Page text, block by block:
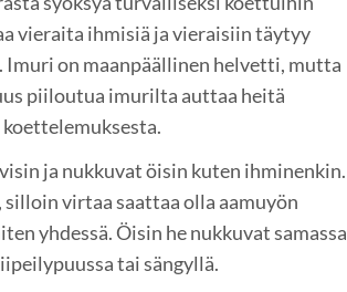
vieraita ihmisiä ja vieraisiin täytyy
on maanpäällinen helvetti, mutta
piiloutua imurilta auttaa heitä
ja nukkuvat öisin kuten ihminenkin.
virtaa saattaa olla aamuyön
yhdessä. Öisin he nukkuvat samassa
tai sängyllä.